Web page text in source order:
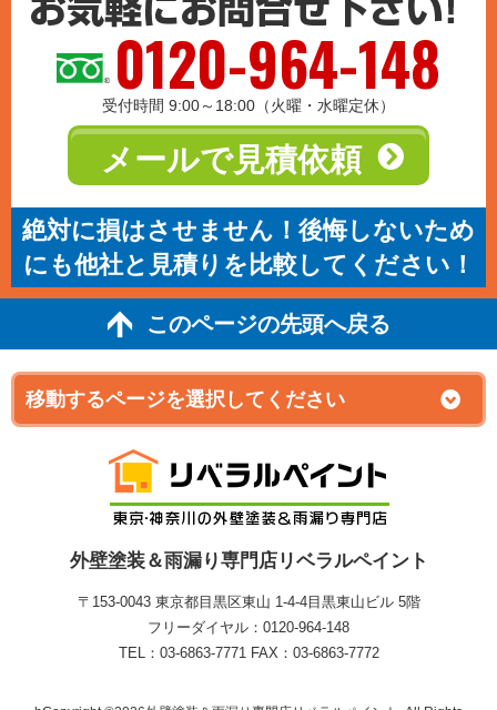
0120-964-148
受付時間 9:00～18:00（火曜・水曜定休）
メールで見積依頼
絶対に損はさせません！後悔しないため
にも他社と見積りを比較してください！
このページの先頭へ戻る
外壁塗装＆雨漏り専門店リベラルペイント
〒153-0043 東京都目黒区東山 1‐4‐4目黒東山ビル 5階
フリーダイヤル：0120-964-148
TEL：03-6863-7771 FAX：03-6863-7772